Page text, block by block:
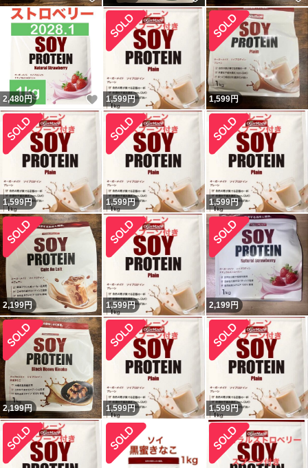
2,480円 いいね！
1,599円 1,599円
1,599円 1,599円 1,599円
2,199円 1,599円 2,199円
2,199円 1,599円 1,599円